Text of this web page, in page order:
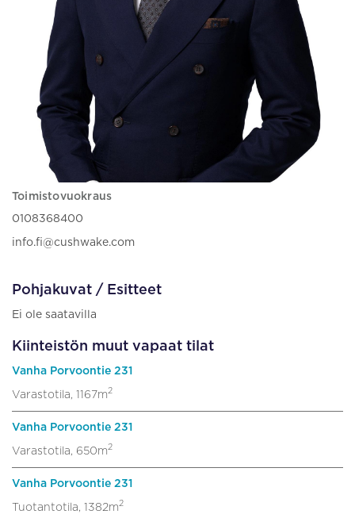
Toimistovuokraus
0108368400
info.fi@cushwake.com
Pohjakuvat / Esitteet
Ei ole saatavilla
Kiinteistön muut vapaat tilat
Vanha Porvoontie 231
Varastotila, 1167m2
Vanha Porvoontie 231
Varastotila, 650m2
Vanha Porvoontie 231
Tuotantotila, 1382m2